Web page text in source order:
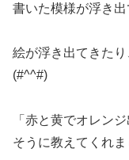
書いた模様が浮き
絵が浮き出てきた
(#^^#)
「赤と黄でオレン
そうに教えてくれ